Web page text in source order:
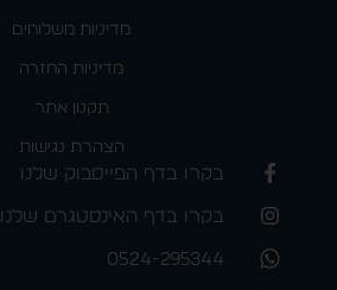
מדיניות משלוחים
מדיניות החזרה
תקנון אתר
הצהרת נגישות
בקרו בדף הפייסבוק שלנו
בקרו בדף האינסטגרם שלנו
0524-295344